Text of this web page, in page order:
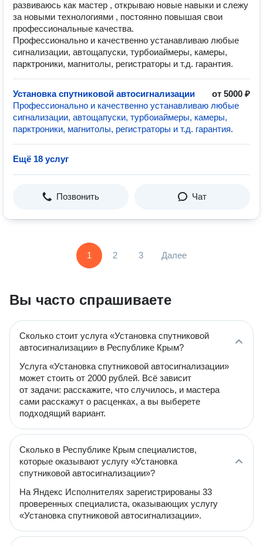
развиваюсь как мастер , открываю новые навыки и слежу
за новыми технологиями , постоянно повышая свои
профессиональные качества.
Профессионально и качественно устанавливаю любые
сигнализации, автощапуски, турбоиаймеры, камеры,
парктроники, магнитолы, регистраторы и т.д. гарантия.
Установка спутниковой автосигнализации
от 5000 ₽
Профессионально и качественно устанавливаю любые
сигнализации, автощапуски, турбоиаймеры, камеры,
парктроники, магнитолы, регистраторы и т.д. гарантия.
Ещё 18 услуг
Позвонить Чат
1 2 3 Далее
Вы часто спрашиваете
Сколько стоит услуга «Установка спутниковой
автосигнализации» в Республике Крым?
Услуга «Установка спутниковой автосигнализации»
может стоить от 2000 рублей. Всё зависит
от задачи: расскажите, что случилось, и мастера
сами расскажут о расценках, а вы выберете
подходящий вариант.
Сколько в Республике Крым специалистов,
которые оказывают услугу «Установка
спутниковой автосигнализации»?
На Яндекс Исполнителях зарегистрированы 33
проверенных специалиста, оказывающих услугу
«Установка спутниковой автосигнализации».